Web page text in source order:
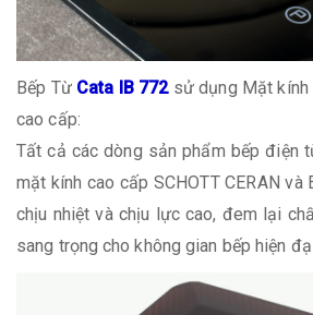
Bếp Từ Cata IB 772sử dụng Mặt kính
cao cấp:
Tất cả các dòng sản phẩm bếp điện
mặt kính cao cấp SCHOTT CERAN và
chịu nhiệt và chịu lực cao, đem lại
sang trọng cho không gian bếp hiện